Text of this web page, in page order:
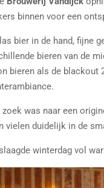
binnen voor een
bier in de hand, fijne
bieren van de
bieren als de blackout
zoek was naar een
vielen duidelijk in de
winterdag vol